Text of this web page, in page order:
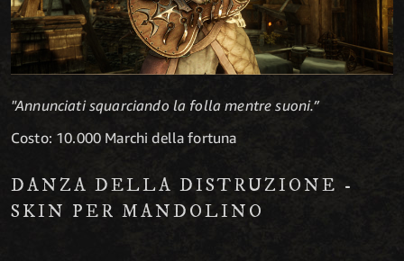
"Annunciati squarciando la folla mentre suoni.”
Costo: 10.000 Marchi della fortuna
DANZA DELLA DISTRUZIONE -
SKIN PER MANDOLINO